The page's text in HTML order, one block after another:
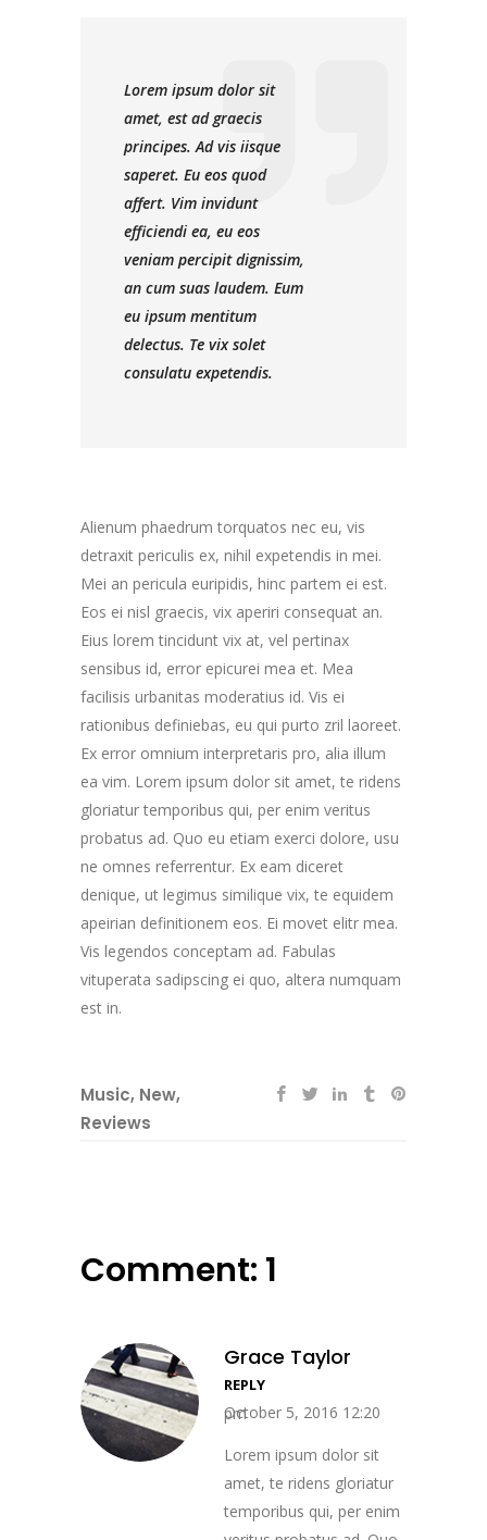
Lorem ipsum dolor sit
amet, est ad graecis
principes. Ad vis iisque
saperet. Eu eos quod
affert. Vim invidunt
efficiendi ea, eu eos
veniam percipit dignissim,
an cum suas laudem. Eum
eu ipsum mentitum
delectus. Te vix solet
consulatu expetendis.
Alienum phaedrum torquatos nec eu, vis
detraxit periculis ex, nihil expetendis in mei.
Mei an pericula euripidis, hinc partem ei est.
Eos ei nisl graecis, vix aperiri consequat an.
Eius lorem tincidunt vix at, vel pertinax
sensibus id, error epicurei mea et. Mea
facilisis urbanitas moderatius id. Vis ei
rationibus definiebas, eu qui purto zril laoreet.
Ex error omnium interpretaris pro, alia illum
ea vim. Lorem ipsum dolor sit amet, te ridens
gloriatur temporibus qui, per enim veritus
probatus ad. Quo eu etiam exerci dolore, usu
ne omnes referrentur. Ex eam diceret
denique, ut legimus similique vix, te equidem
apeirian definitionem eos. Ei movet elitr mea.
Vis legendos conceptam ad. Fabulas
vituperata sadipscing ei quo, altera numquam
est in.
Music, New,
Reviews
Comment: 1
Grace Taylor
REPLY
October 5, 2016 12:20 pm
Lorem ipsum dolor sit
amet, te ridens gloriatur
temporibus qui, per enim